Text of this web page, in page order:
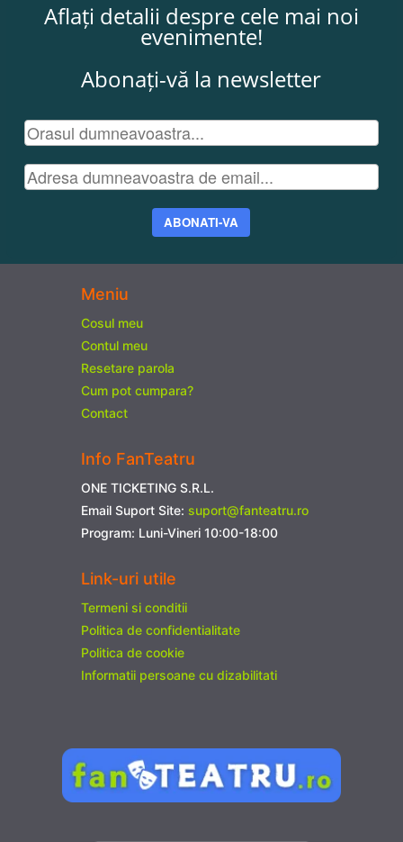
Aflați detalii despre cele mai noi
evenimente!
Abonați-vă la newsletter
ABONATI-VA
Meniu
Cosul meu
Contul meu
Resetare parola
Cum pot cumpara?
Contact
Info FanTeatru
ONE TICKETING S.R.L.
Email Suport Site: suport@fanteatru.ro
Program: Luni-Vineri 10:00-18:00
Link-uri utile
Termeni si conditii
Politica de confidentialitate
Politica de cookie
Informatii persoane cu dizabilitati